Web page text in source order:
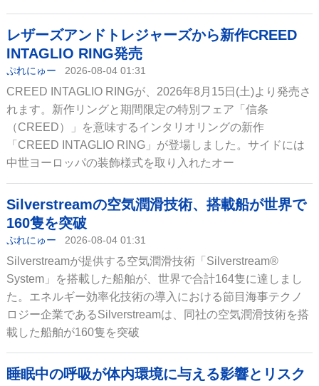
レザーズアンドトレジャーズから新作CREED
INTAGLIO RING発売
ぷれにゅー 2026-08-04 01:31
CREED INTAGLIO RINGが、2026年8月15日(土)より発売さ
れます。新作リングと期間限定の特別フェア「信条
（CREED）」を意味するインタリオリングの新作
「CREED INTAGLIO RING」が登場しました。サイドには
中世ヨーロッパの装飾様式を取り入れたオー
Silverstreamの空気潤滑技術、搭載船が世界で
160隻を突破
ぷれにゅー 2026-08-04 01:31
Silverstreamが提供する空気潤滑技術「Silverstream®
System」を搭載した船舶が、世界で合計164隻に達しまし
た。エネルギー効率化技術の導入における節目海事テクノ
ロジー企業であるSilverstreamは、同社の空気潤滑技術を搭
載した船舶が160隻を突破
睡眠中の呼吸が体内環境に与える影響とリスク